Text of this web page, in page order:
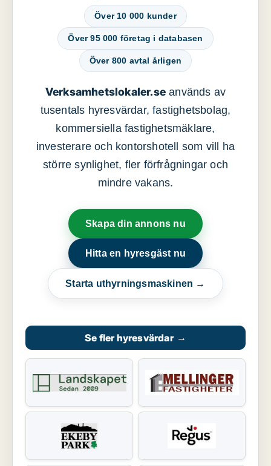
Över 10 000 kunder
Över 95 000 företag i databasen
Över 800 avtal årligen
Verksamhetslokaler.se används av
tusentals hyresvärdar, fastighetsbolag,
kommersiella fastighetsmäklare,
investerare och kontorshotell som vill ha
större synlighet, fler förfrågningar och
mindre vakans.
Skapa din annons nu
Hitta en hyresgäst nu
Starta uthyrningsmaskinen →
Se fler hyresvärdar →